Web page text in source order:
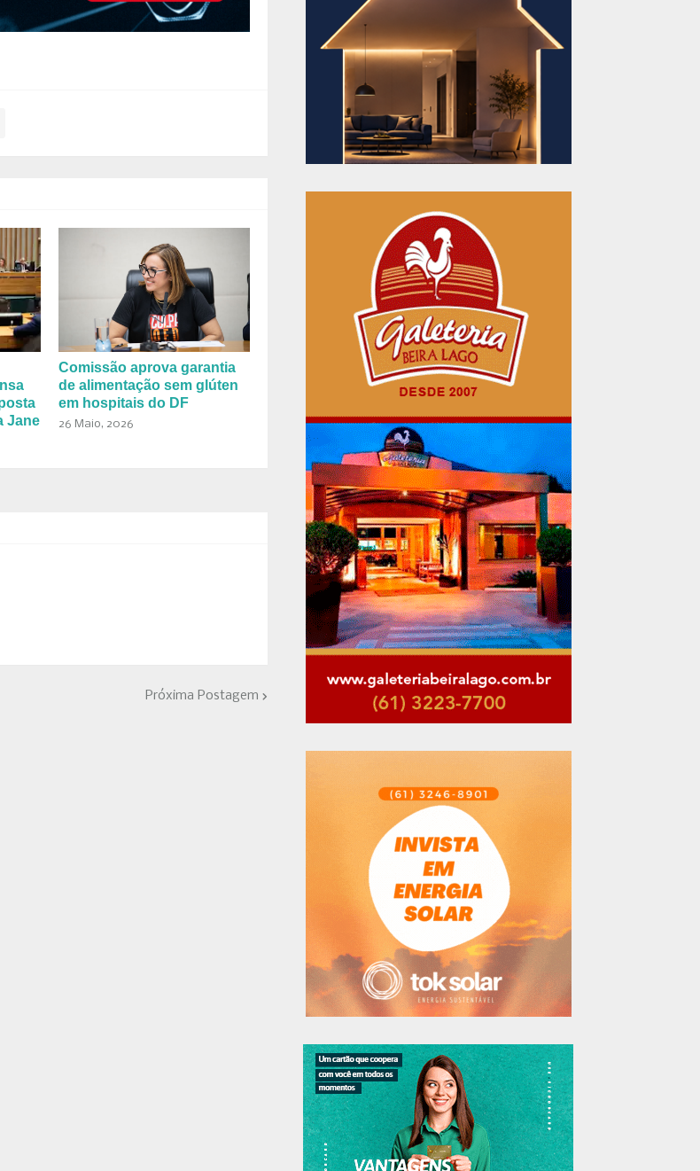
Jane
Comissão aprova garantia
de alimentação sem glúten
em hospitais do DF
26 Maio, 2026
Próxima Postagem